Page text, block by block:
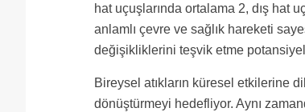
hat uçuşlarında ortalama 2, dış hat
anlamlı çevre ve sağlık hareketi
değişikliklerini teşvik etme
Bireysel atıkların küresel etkilerine
dönüştürmeyi hedefliyor. Aynı